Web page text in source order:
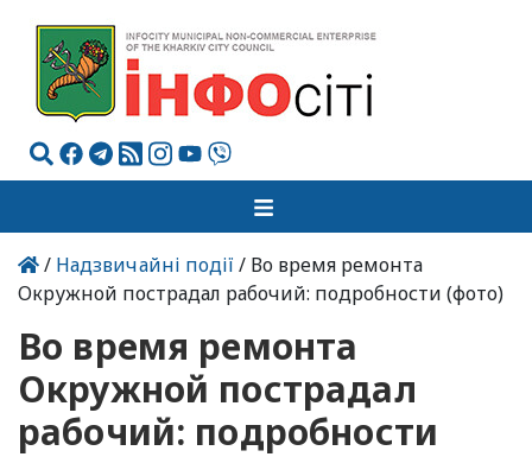
/ Надзвичайні події / Во время ремонта
Окружной пострадал рабочий: подробности (фото)
Во время ремонта
Окружной пострадал
рабочий: подробности